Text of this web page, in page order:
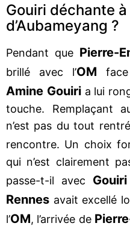
Gouiri déchante
d’Aubameyang ?
Pendant que Pierre-
brillé avec l’OM
Amine Gouiri a lui
touche. Remplaçant
n’est pas du tout
rencontre. Un choix
qui n’est clairement
passe-t-il avec Gouiri
Rennes avait excellé
l’OM, l’arrivée de